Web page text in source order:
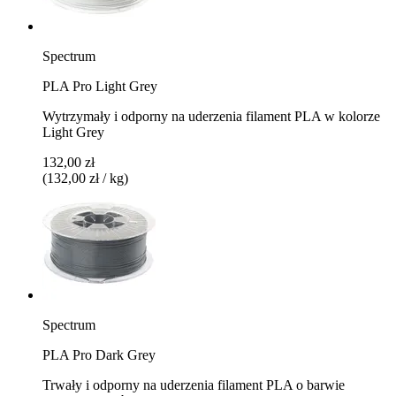
Spectrum
PLA Pro Light Grey
Wytrzymały i odporny na uderzenia filament PLA w kolorze
Light Grey
132,00 zł
(132,00 zł / kg)
Spectrum
PLA Pro Dark Grey
Trwały i odporny na uderzenia filament PLA o barwie